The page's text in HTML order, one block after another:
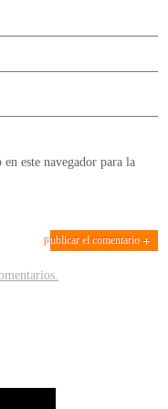
este navegador para la